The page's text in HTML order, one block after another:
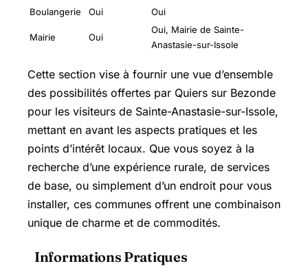
Boulangerie Oui Oui
Mairie Oui
Oui, Mairie de Sainte-
Anastasie-sur-Issole
Cette section vise à fournir une vue d’ensemble
des possibilités offertes par Quiers sur Bezonde
pour les visiteurs de Sainte-Anastasie-sur-Issole,
mettant en avant les aspects pratiques et les
points d’intérêt locaux. Que vous soyez à la
recherche d’une expérience rurale, de services
de base, ou simplement d’un endroit pour vous
installer, ces communes offrent une combinaison
unique de charme et de commodités.
Informations Pratiques